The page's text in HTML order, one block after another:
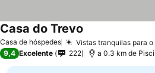
Casa de hóspedes Vistas tranquilas para o
Casa do Trevo
9,4 Excelente 222 a 0.3 km de